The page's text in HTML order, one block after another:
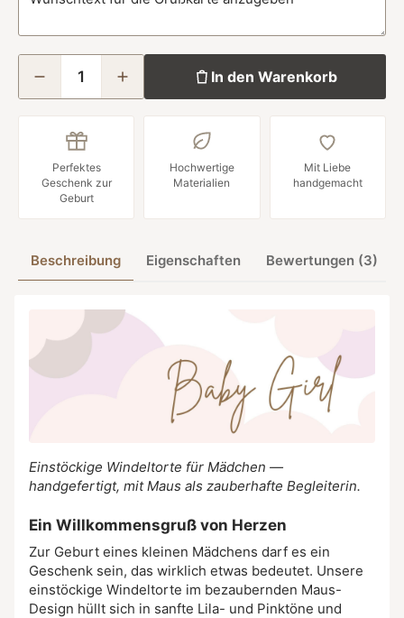
In den Warenkorb
Perfektes
Geschenk zur
Geburt
Hochwertige
Materialien
Mit Liebe
handgemacht
Beschreibung Eigenschaften Bewertungen (3)
Einstöckige Windeltorte für Mädchen —
handgefertigt, mit Maus als zauberhafte Begleiterin.
Ein Willkommensgruß von Herzen
Zur Geburt eines kleinen Mädchens darf es ein
Geschenk sein, das wirklich etwas bedeutet. Unsere
einstöckige Windeltorte im bezaubernden Maus-
Design hüllt sich in sanfte Lila- und Pinktöne und